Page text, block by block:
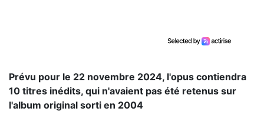
Prévu pour le 22 novembre 2024, l'opus contiendra
10 titres inédits, qui n'avaient pas été retenus sur
l'album original sorti en 2004